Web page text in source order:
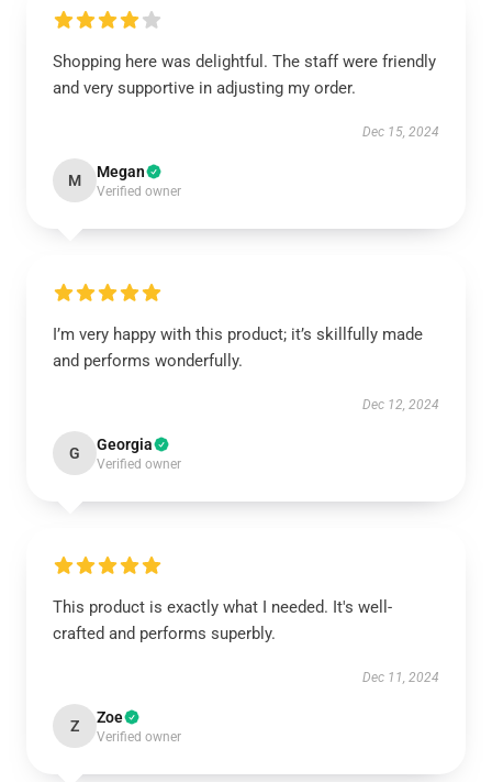
Shopping here was delightful. The staff were friendly
and very supportive in adjusting my order.
Dec 15, 2024
M Megan
Verified owner
I’m very happy with this product; it’s skillfully made
and performs wonderfully.
Dec 12, 2024
G Georgia
Verified owner
This product is exactly what I needed. It's well-
crafted and performs superbly.
Dec 11, 2024
Z Zoe
Verified owner